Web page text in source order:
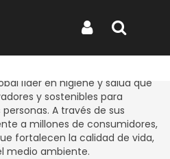
líder en higiene y salud que
y sostenibles para
A través de sus
a millones de consumidores,
fortalecen la calidad de vida,
medio ambiente.